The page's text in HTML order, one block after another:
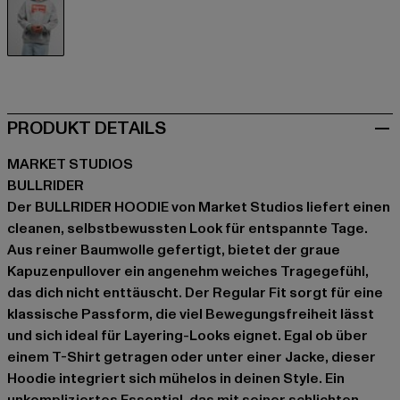
PRODUKT DETAILS
MARKET STUDIOS
BULLRIDER
Der BULLRIDER HOODIE von Market Studios liefert einen
cleanen, selbstbewussten Look für entspannte Tage.
Aus reiner Baumwolle gefertigt, bietet der graue
Kapuzenpullover ein angenehm weiches Tragegefühl,
das dich nicht enttäuscht. Der Regular Fit sorgt für eine
klassische Passform, die viel Bewegungsfreiheit lässt
und sich ideal für Layering-Looks eignet. Egal ob über
einem T-Shirt getragen oder unter einer Jacke, dieser
Hoodie integriert sich mühelos in deinen Style. Ein